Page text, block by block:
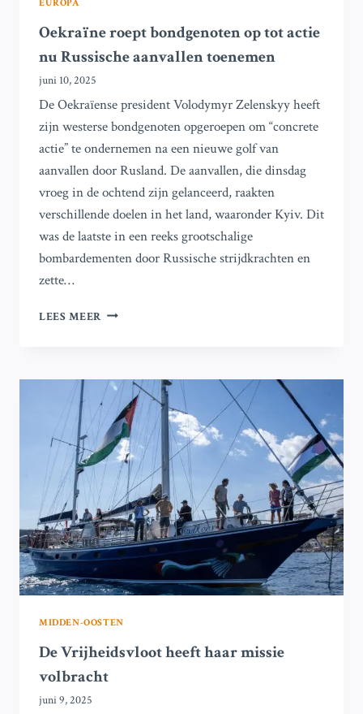
EUROPA
Oekraïne roept bondgenoten op tot actie
nu Russische aanvallen toenemen
juni 10, 2025
De Oekraïense president Volodymyr Zelenskyy heeft
zijn westerse bondgenoten opgeroepen om “concrete
actie” te ondernemen na een nieuwe golf van
aanvallen door Rusland. De aanvallen, die dinsdag
vroeg in de ochtend zijn gelanceerd, raakten
verschillende doelen in het land, waaronder Kyiv. Dit
was de laatste in een reeks grootschalige
bombardementen door Russische strijdkrachten en
zette…
LEES MEER OEKRAÏNE
TOT
ACTIE
NU
RUSSISCHE
AANVALLEN
TOENEMEN
MIDDEN-OOSTEN
De Vrijheidsvloot heeft haar missie
volbracht
juni 9, 2025